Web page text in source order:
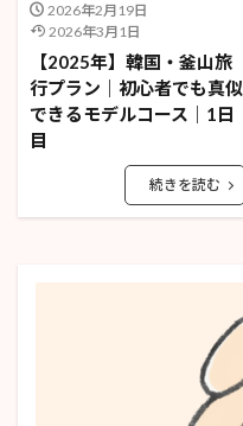
2026年2月19日
2026年3月1日
【2025年】韓国・釜山旅
行プラン｜初心者でも真似
できるモデルコース｜1日
目
続きを読む